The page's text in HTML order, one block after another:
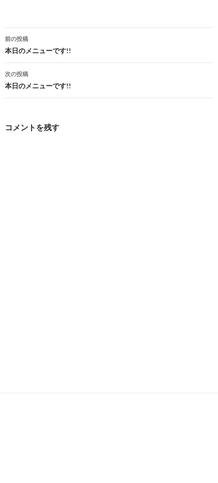
投
稿
ナ
ビ
前の投稿
本日のメニューです!!
次の投稿
本日のメニューです!!
コメントを残す